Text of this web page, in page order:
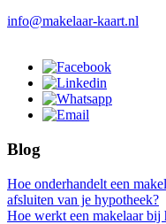
info@makelaar-kaart.nl
Blog
Hoe onderhandelt een
afsluiten van je hypotheek?
Hoe werkt een makelaar bij